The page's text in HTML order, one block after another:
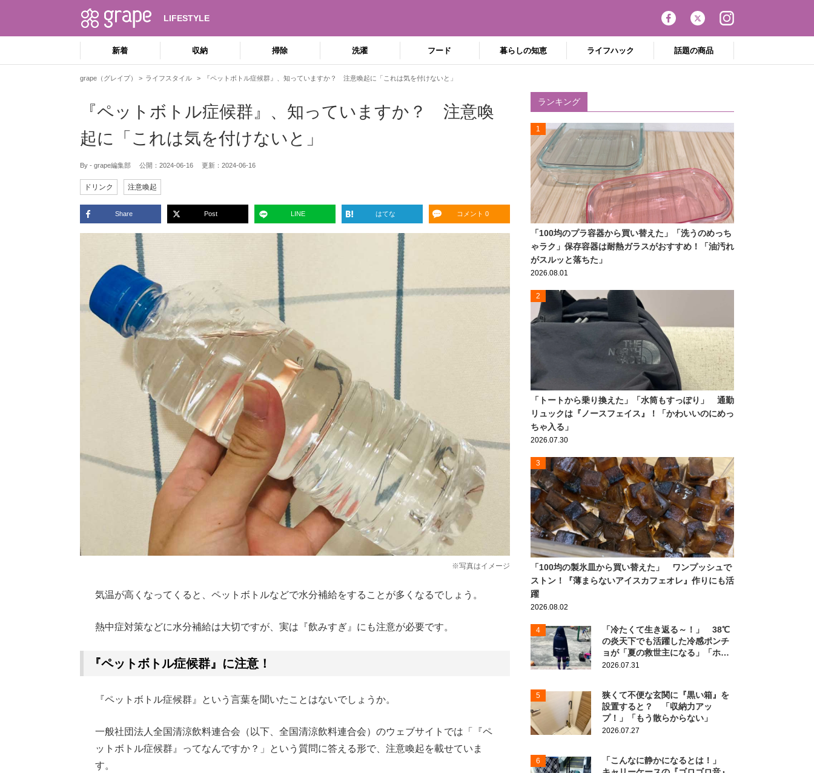
LIFESTYLE
新着 収納 掃除 洗濯 フード 暮らしの知恵 ライフハック 話題の商品
grape（グレイプ） ライフスタイル 『ペットボトル症候群』、知っていますか？ 注意喚起に「これは気を付けないと」
『ペットボトル症候群』、知っていますか？ 注意喚
起に「これは気を付けないと」
By - grape編集部 公開： 2024-06-16 更新： 2024-06-16
ドリンク 注意喚起
Share Post LINE はてな コメント 0
※写真はイメージ
気温が高くなってくると、ペットボトルなどで水分補給をすることが多くなるでしょう。
熱中症対策などに水分補給は大切ですが、実は『飲みすぎ』にも注意が必要です。
『ペットボトル症候群』に注意！
『ペットボトル症候群』という言葉を聞いたことはないでしょうか。
一般社団法人全国清涼飲料連合会（以下、全国清涼飲料連合会）のウェブサイトでは「『ペ
ットボトル症候群』ってなんですか？」という質問に答える形で、注意喚起を載せていま
す。
ランキング
1
「100均のプラ容器から買い替えた」「洗うのめっち
ゃラク」保存容器は耐熱ガラスがおすすめ！「油汚れ
がスルッと落ちた」
2026.08.01
2
「トートから乗り換えた」「水筒もすっぽり」 通勤
リュックは『ノースフェイス』！「かわいいのにめっ
ちゃ入る」
2026.07.30
3
「100均の製氷皿から買い替えた」 ワンプッシュで
ストン！『薄まらないアイスカフェオレ』作りにも活
躍
2026.08.02
4
「冷たくて生き返る～！」 38℃
の炎天下でも活躍した冷感ポンチ
ョが「夏の救世主になる」「ホン
ト買ってよかった」
2026.07.31
5
狭くて不便な玄関に『黒い箱』を
設置すると？ 「収納力アッ
プ！」「もう散らからない」
2026.07.27
6
「こんなに静かになるとは！」